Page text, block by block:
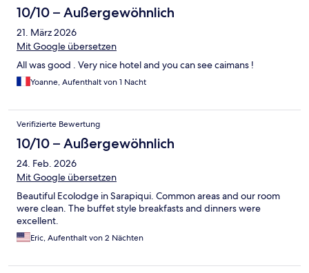
10/10 – Außergewöhnlich
21. März 2026
Mit Google übersetzen
All was good . Very nice hotel and you can see caimans !
Yoanne, Aufenthalt von 1 Nacht
Verifizierte Bewertung
10/10 – Außergewöhnlich
24. Feb. 2026
Mit Google übersetzen
Beautiful Ecolodge in Sarapiqui. Common areas and our room
were clean. The buffet style breakfasts and dinners were
excellent.
Eric, Aufenthalt von 2 Nächten